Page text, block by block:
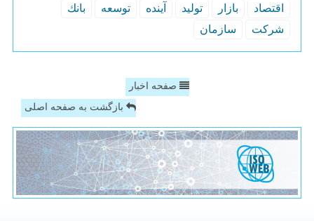
اقتصاد بازار تولید آینده توسعه
بانك
شركت
سازمان
صفحه اخبار
بازگشت به صفحه اصلی